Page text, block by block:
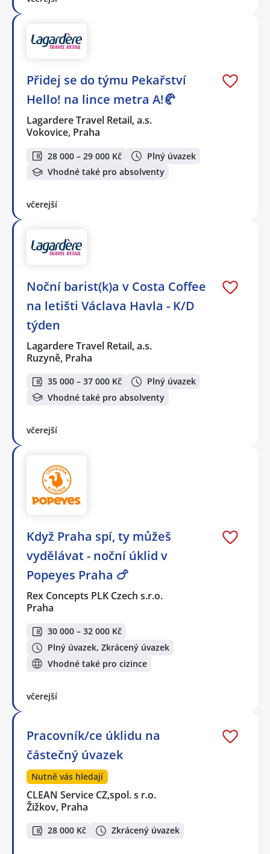
Přidej se do týmu Pekařství
Hello! na lince metra A!🥐
Lagardere Travel Retail, a.s.
Vokovice, Praha
28 000 – 29 000 Kč
Plný úvazek
Vhodné také pro absolventy
včerejší
Noční barist(k)a v Costa Coffee
na letišti Václava Havla - K/D
týden
Lagardere Travel Retail, a.s.
Ruzyně, Praha
35 000 – 37 000 Kč
Plný úvazek
Vhodné také pro absolventy
včerejší
Když Praha spí, ty můžeš
vydělávat - noční úklid v
Popeyes Praha 🍗
Rex Concepts PLK Czech s.r.o.
Praha
30 000 – 32 000 Kč
Plný úvazek, Zkrácený úvazek
Vhodné také pro cizince
včerejší
Pracovník/ce úklidu na
částečný úvazek
Nutně vás hledají
CLEAN Service CZ,spol. s r.o.
Žižkov, Praha
28 000 Kč Zkrácený úvazek